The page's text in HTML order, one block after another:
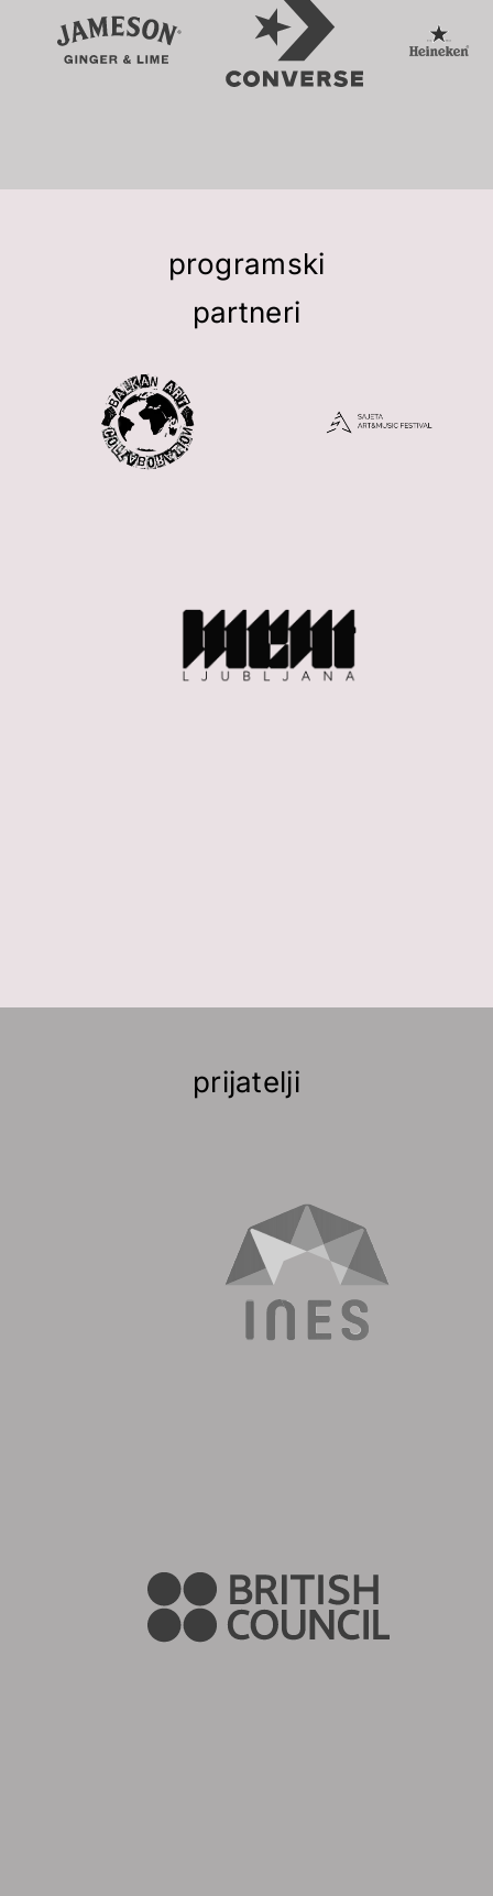
programski
partneri
prijatelji